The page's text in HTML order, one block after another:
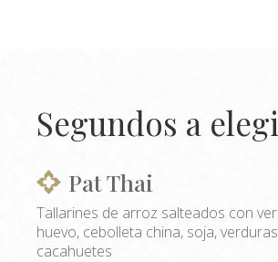
Segundos a
Pat Thai
Tallarines de arroz salteados con
huevo, cebolleta china, soja,
cacahuetes